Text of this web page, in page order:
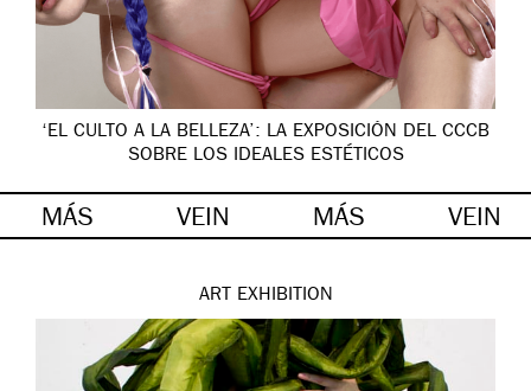
‘EL CULTO A LA BELLEZA’: LA EXPOSICIÓN DEL CCCB
SOBRE LOS IDEALES ESTÉTICOS
MÁS VEIN MÁS VEIN
ART EXHIBITION